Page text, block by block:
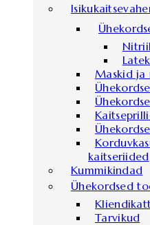
Maskid ja
kaitseriided
Kummikindad
Ühekordsed
Tarvikud